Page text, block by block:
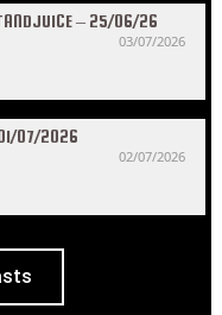
– 25/06/26
03/07/2026
01/07/2026
02/07/2026